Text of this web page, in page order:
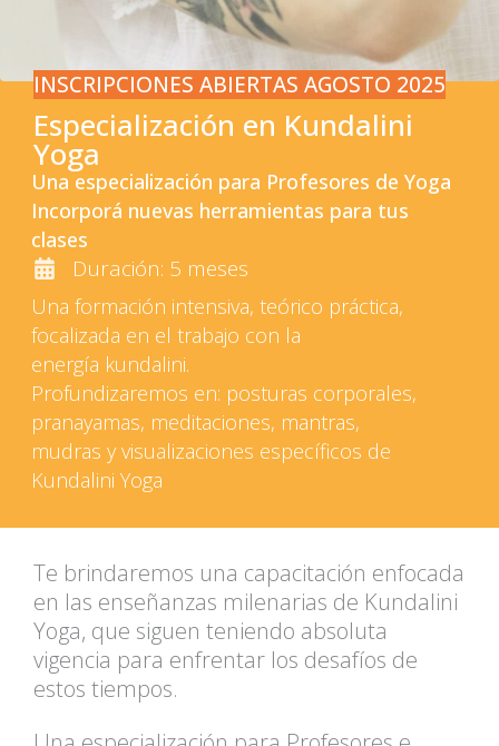
INSCRIPCIONES ABIERTAS AGOSTO 2025
Especialización en Kundalini
Yoga
Una especialización para Profesores de Yoga
Incorporá nuevas herramientas para tus
clases
Duración: 5 meses
Una formación intensiva, teórico práctica,
focalizada en el trabajo con la
energía kundalini.
Profundizaremos en: posturas corporales,
pranayamas, meditaciones, mantras,
mudras y visualizaciones específicos de
Kundalini Yoga
Te brindaremos una capacitación enfocada
en las enseñanzas milenarias de Kundalini
Yoga, que siguen teniendo absoluta
vigencia para enfrentar los desafíos de
estos tiempos.